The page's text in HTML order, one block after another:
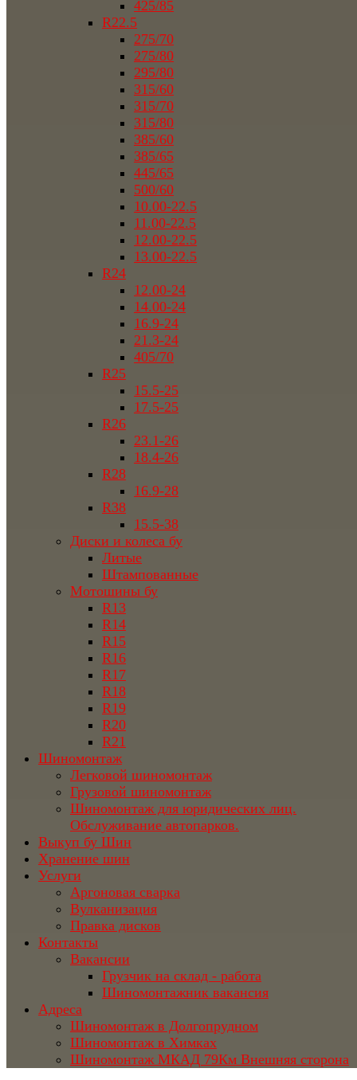
425/85
R22.5
275/70
275/80
295/80
315/60
315/70
315/80
385/60
385/65
445/65
500/60
10.00-22.5
11.00-22.5
12.00-22.5
13.00-22.5
R24
12.00-24
14.00-24
16.9-24
21.3-24
405/70
R25
15.5-25
17.5-25
R26
23.1-26
18.4-26
R28
16.9-28
R38
15.5-38
Диски и колеса бу
Литые
Штампованные
Мотошины бу
R13
R14
R15
R16
R17
R18
R19
R20
R21
Шиномонтаж
Легковой шиномонтаж
Грузовой шиномонтаж
Шиномонтаж для юридических лиц.
Обслуживание автопарков.
Выкуп бу Шин
Хранение шин
Услуги
Аргоновая сварка
Вулканизация
Правка дисков
Контакты
Вакансии
Грузчик на склад - работа
Шиномонтажник вакансия
Адреса
Шиномонтаж в Долгопрудном
Шиномонтаж в Химках
Шиномонтаж МКАД 79Км Внешняя сторона